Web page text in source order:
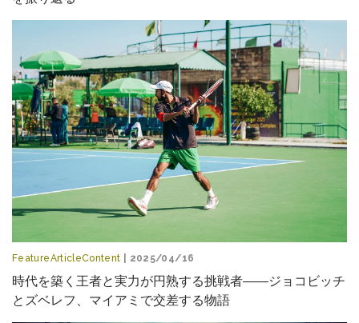
FeatureArticleContent | 2025/04/16
時代を築く王者と実力が円熟する挑戦者――ジョコビッチ
とズベレフ、マイアミで交差する物語